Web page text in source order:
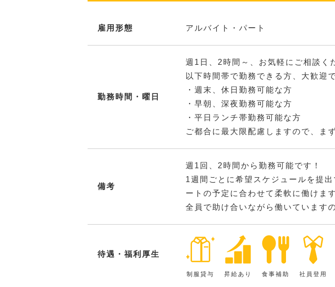
雇用形態 アルバイト・パート
勤務時間・曜日
週1日、2時間～、お気軽にご相談く
以下時間帯で勤務できる方、大歓迎で
・週末、休日勤務可能な方
・早朝、深夜勤務可能な方
・平日ランチ帯勤務可能な方
ご都合に最大限配慮しますので、ま
備考
週1回、2時間から勤務可能です！
1週間ごとに希望スケジュールを提
ートの予定に合わせて柔軟に働けます
全員で助け合いながら働いています
待遇・福利厚生
制服貸与 昇給あり 食事補助 社員登用